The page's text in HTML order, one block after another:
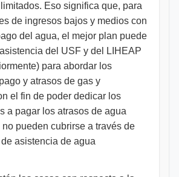
Eso significa que, para
de ingresos bajos y medios con
del agua, el mejor plan puede
del USF y del LIHEAP
para abordar los
y atrasos de gas y
el fin de poder dedicar los
a pagar los atrasos de agua
pueden cubrirse a través de
asistencia de agua